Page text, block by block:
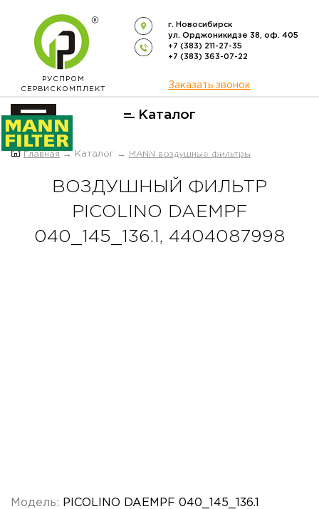
РУСПРОМ
СЕРВИСКОМПЛЕКТ
г. Новосибирск
ул. Орджоникидзе 38, оф. 405
+7 (383) 211-27-35
+7 (383) 363-07-22
Заказать звонок
Каталог
ОФИЦИАЛЬНЫЙ ДИСТРИБЬЮТОР
Главная → Каталог → MANN воздушные фильтры
ВОЗДУШНЫЙ ФИЛЬТР
PICOLINO DAEMPF
040_145_136.1, 4404087998
Модель: PICOLINO DAEMPF 040_145_136.1